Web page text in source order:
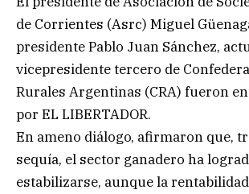
de Corrientes (Asrc) Miguel
presidente Pablo Juan Sánchez,
vicepresidente tercero de
Rurales Argentinas (CRA) fueron
por EL LIBERTADOR.
En ameno diálogo, afirmaron que,
sequía, el sector ganadero ha
estabilizarse, aunque la